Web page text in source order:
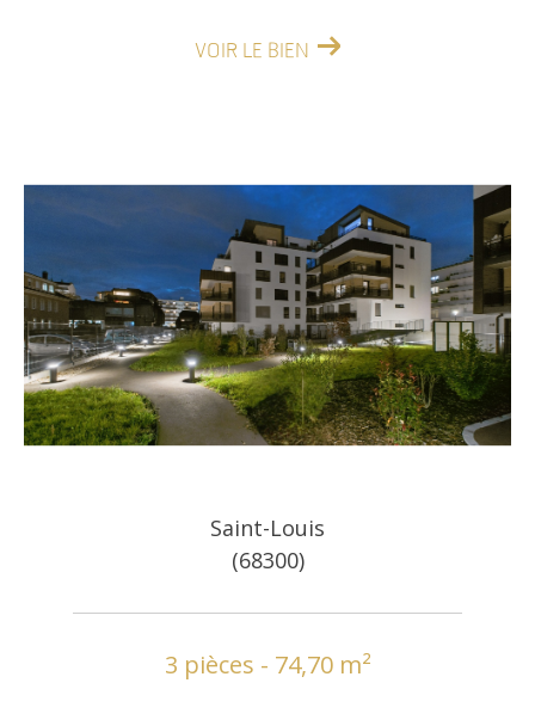
VOIR LE BIEN
Saint-Louis
(68300)
3 pièces - 74,70 m²